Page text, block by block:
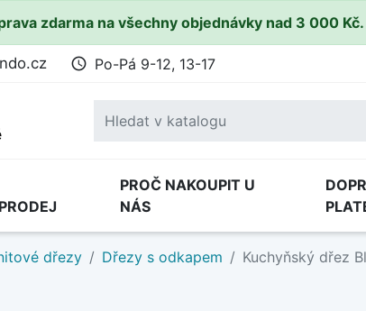
zdarma na všechny objednávky nad 3 000 Kč.
access_time Po-Pá 9-12, 13-17
PROČ NAKOUPIT U
NÁS
dřezy Dřezy s odkapem Kuchyňský dřez